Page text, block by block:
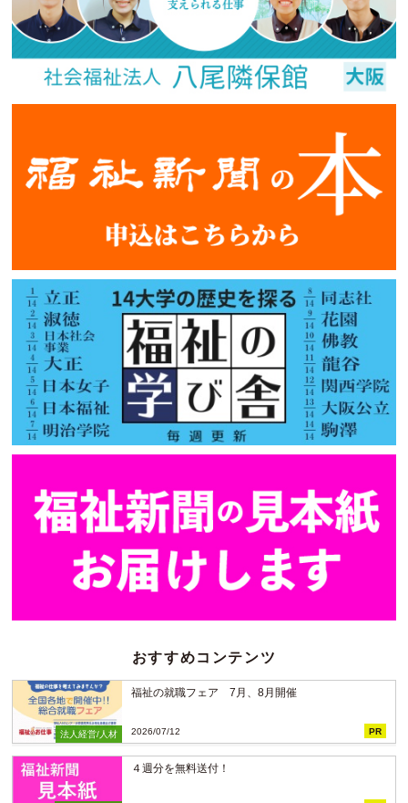
おすすめコンテンツ
法人経営/人材
福祉の就職フェア 7月、8月開催
2026/07/12 PR
４週分を無料送付！